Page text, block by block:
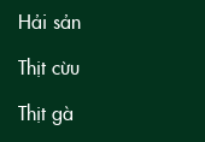
Hải sản
Thịt cừu
Thịt gà